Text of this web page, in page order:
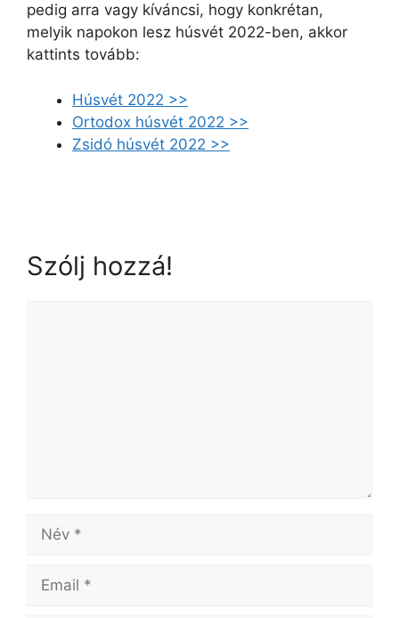
pedig arra vagy kíváncsi, hogy konkrétan,
melyik napokon lesz húsvét 2022-ben, akkor
kattints tovább:
Húsvét 2022 >>
Ortodox húsvét 2022 >>
Zsidó húsvét 2022 >>
Szólj hozzá!
Név
Email